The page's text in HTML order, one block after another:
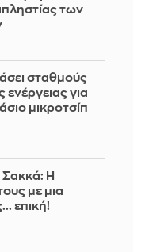
των
σταθμούς
για
μικροτσίπ
Η
με μια
επική!